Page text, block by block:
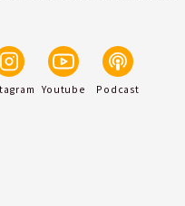
Youtube Podcast